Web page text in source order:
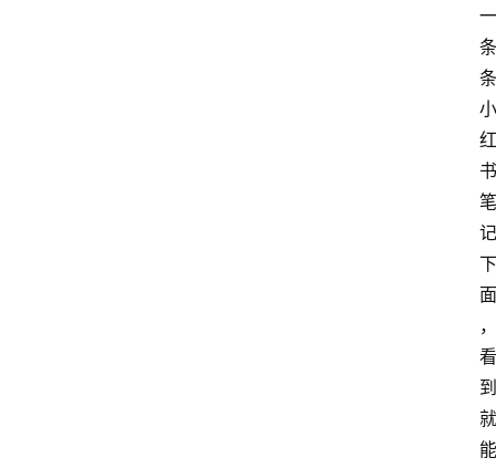
一
条
条
小
红
书
笔
记
下
面
，
看
到
就
能